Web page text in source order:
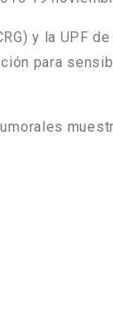
y la UPF
para